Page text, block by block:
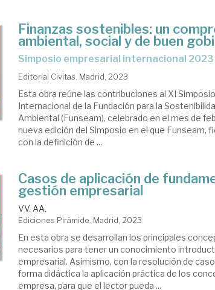
Finanzas sostenibles: un
ambiental, social y de buen
Simposio empresarial internacional 2023
Editorial Civitas. Madrid, 2023
Esta obra reúne las contribuciones al XI
Internacional de la Fundación para la
Ambiental (Funseam), celebrado en el mes de
nueva edición del Simposio en el que Funseam,
con la definición de ...
Casos de aplicación de
gestión empresarial
VV. AA.
Ediciones Pirámide. Madrid, 2023
En esta obra se desarrollan los principales
necesarios para tener un conocimiento
empresarial. Asimismo, con la resolución de
forma didáctica la aplicación práctica de los
empresa, para que el lector pueda ...